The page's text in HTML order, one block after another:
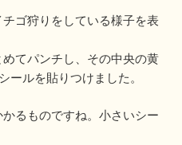
ゴ狩りをしている様子を表
てパンチし、その中央の黄
ールを貼りつけました。
るものですね。小さいシー